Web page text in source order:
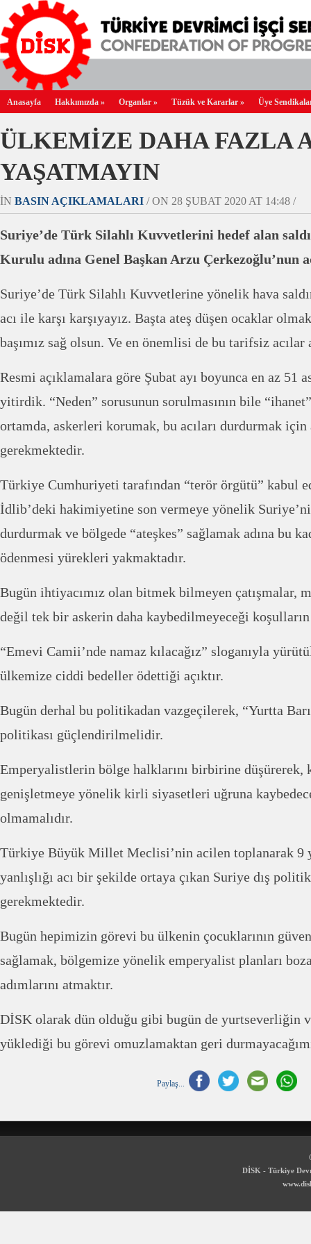
Anasayfa Hakkımızda » Organlar » Tüzük ve Kararlar » Üye
ÜLKEMİZE DAHA FAZLA
YAŞATMAYIN
IN BASIN AÇIKLAMALARI / ON 28 ŞUBAT 2020 AT 14:48 /
Suriye’de Türk Silahlı Kuvvetlerini hedef alan
Kurulu adına Genel Başkan Arzu Çerkezoğlu’nun
Suriye’de Türk Silahlı Kuvvetlerine yönelik hava
acı ile karşı karşıyayız. Başta ateş düşen ocaklar
başımız sağ olsun. Ve en önemlisi de bu tarifsiz
Resmi açıklamalara göre Şubat ayı boyunca en az 51
yitirdik. “Neden” sorusunun sorulmasının bile
ortamda, askerleri korumak, bu acıları durdurmak için
gerekmektedir.
Türkiye Cumhuriyeti tarafından “terör örgütü” kabul
İdlib’deki hakimiyetine son vermeye yönelik
durdurmak ve bölgede “ateşkes” sağlamak adına bu
ödenmesi yürekleri yakmaktadır.
Bugün ihtiyacımız olan bitmek bilmeyen çatışmalar,
değil tek bir askerin daha kaybedilmeyeceği koşulların
“Emevi Camii’nde namaz kılacağız” sloganıyla
ülkemize ciddi bedeller ödettiği açıktır.
Bugün derhal bu politikadan vazgeçilerek, “Yurtta
politikası güçlendirilmelidir.
Emperyalistlerin bölge halklarını birbirine düşürerek,
genişletmeye yönelik kirli siyasetleri uğruna
olmamalıdır.
Türkiye Büyük Millet Meclisi’nin acilen toplanarak 9
yanlışlığı acı bir şekilde ortaya çıkan Suriye dış
gerekmektedir.
Bugün hepimizin görevi bu ülkenin çocuklarının
sağlamak, bölgemize yönelik emperyalist planları
adımlarını atmaktır.
DİSK olarak dün olduğu gibi bugün de yurtseverliğin
yüklediği bu görevi omuzlamaktan geri
Paylaş...
DİSK - Türkiye